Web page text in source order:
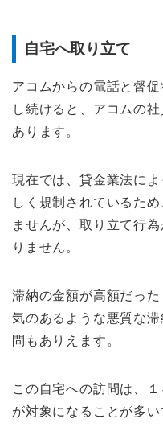
自宅へ取り立て
アコムからの電話と督
し続けると、アコムの
あります。
現在では、貸金業法に
しく規制されているた
ませんが、取り立て行
りません。
滞納の金額が高額だっ
気のあるような悪質な
問もありえます。
この自宅への訪問は、
が対象になることが多い